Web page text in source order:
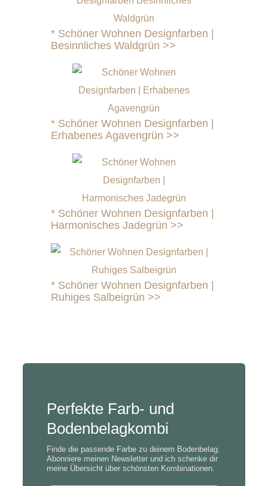
* Schöner Wohnen Designfarben |
Besinnliches Waldgrün >>
* Schöner Wohnen Designfarben |
Erhabenes Agavengrün >>
* Schöner Wohnen Designfarben |
Harmonisches Jadegrün >>
* Schöner Wohnen Designfarben |
Ruhiges Salbeigrün >>
Perfekte Farb- und
Bodenbelagkombi
Finde die passende Farbe zu deinem Bodenbelag.
Abonniere meinen Newsletter und ich schenke dir
meine Übersicht über schönsten Kombinationen.